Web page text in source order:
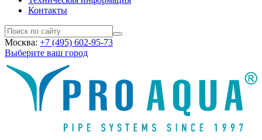
Контакты
Москва: +7 (495) 602-95-73
Выберите ваш город